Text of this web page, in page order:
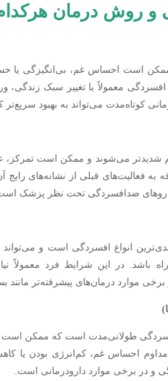
و روش درمان
است احساس غم، بی‌انگیزگی یا
افسردگی معمولاً با تغییر سبک
کوتاه‌مدت می‌تواند به بهبود سریع‌تر
می‌شوند و ممکن است تمرکز،
فعالیت‌های قبلی از نشانه‌های رایج
ضدافسردگی تحت نظر پزشک
انواع افسردگی است و
باشد. در این شرایط فرد
موارد درمان‌های پیشرفته‌تر مانند
طولانی‌مدت است که ممکن است
احساس غم، کم‌انرژی بودن یا
و در برخی موارد دارودرمانی است.